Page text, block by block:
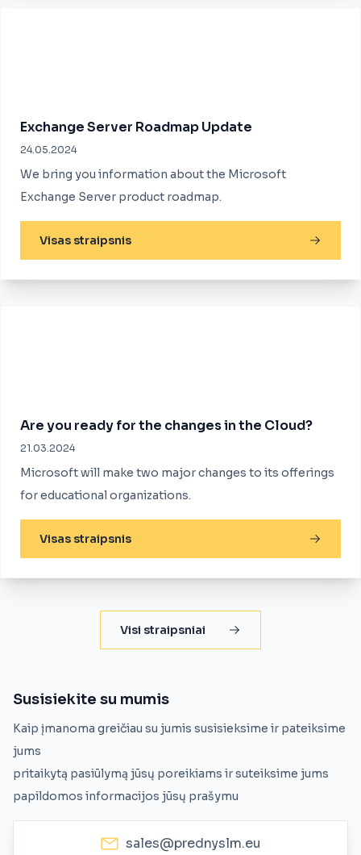
Exchange Server Roadmap Update
24.05.2024
We bring you information about the Microsoft
Exchange Server product roadmap.
Visas straipsnis
Are you ready for the changes in the Cloud?
21.03.2024
Microsoft will make two major changes to its offerings
for educational organizations.
Visas straipsnis
Visi straipsniai
Susisiekite su mumis
Kaip įmanoma greičiau su jumis susisieksime ir pateiksime
jums
pritaikytą pasiūlymą jūsų poreikiams ir suteiksime jums
papildomos informacijos jūsų prašymu
sales@prednyslm.eu